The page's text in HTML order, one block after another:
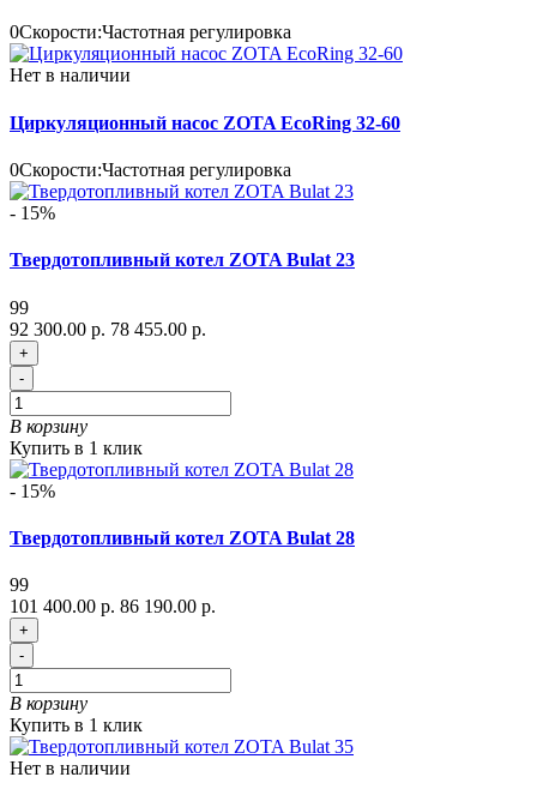
0Скорости:Частотная регулировка
Нет в наличии
Циркуляционный насос ZOTA EcoRing 32-60
0Скорости:Частотная регулировка
- 15%
Твердотопливный котел ZOTA Bulat 23
99
92 300.00 р. 78 455.00 р.
+
-
В корзину
Купить в 1 клик
- 15%
Твердотопливный котел ZOTA Bulat 28
99
101 400.00 р. 86 190.00 р.
+
-
В корзину
Купить в 1 клик
Нет в наличии